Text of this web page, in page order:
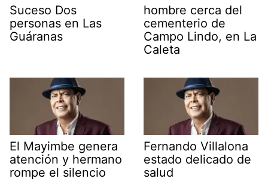
Suceso Dos
personas en Las
Guáranas
hombre cerca del
cementerio de
Campo Lindo, en La
Caleta
El Mayimbe genera
atención y hermano
rompe el silencio
Fernando Villalona
estado delicado de
salud